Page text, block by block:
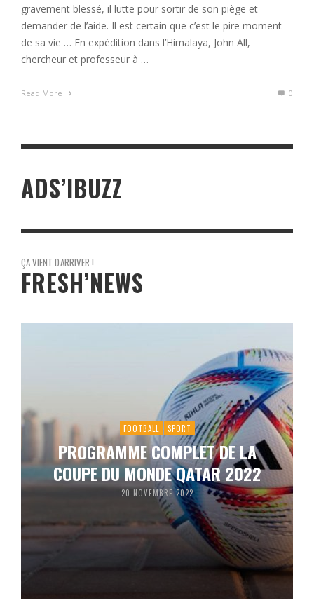
gravement blessé, il lutte pour sortir de son piège et
demander de l’aide. Il est certain que c’est le pire moment
de sa vie … En expédition dans l’Himalaya, John All,
chercheur et professeur à …
Read More 0
ADS’IBUZZ
ÇA VIENT D'ARRIVER !
FRESH’NEWS
FOOTBALL SPORT
PROGRAMME COMPLET DE LA
COUPE DU MONDE QATAR 2022
20 NOVEMBRE 2022